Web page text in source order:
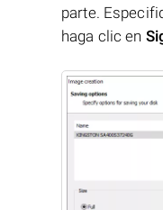
parte.
haga clic en